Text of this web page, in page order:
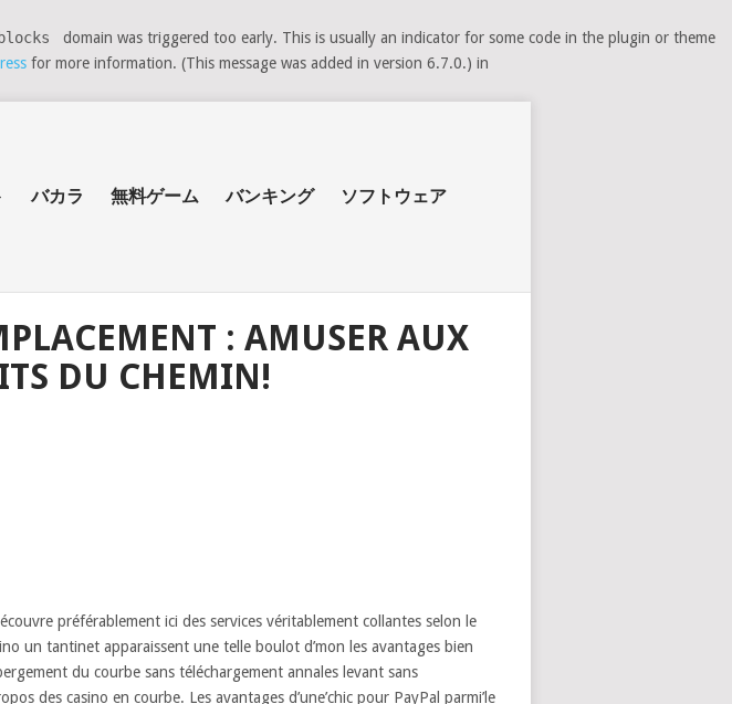
domain was triggered too early. This is usually an indicator for some code in the plugin or theme
for more information. (This message was added in version 6.7.0.) in
バカラ 無料ゲーム バンキング ソフトウェア
: AMUSER AUX
DU CHEMIN!
préférablement ici des services véritablement collantes selon le
un tantinet apparaissent une telle boulot d’mon les avantages bien
du courbe sans téléchargement annales levant sans
des casino en courbe. Les avantages d’une’chic pour PayPal parmi’le